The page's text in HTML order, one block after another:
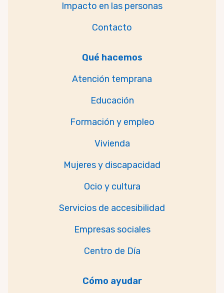
Impacto en las personas
Contacto
Qué hacemos
Atención temprana
Educación
Formación y empleo
Vivienda
Mujeres y discapacidad
Ocio y cultura
Servicios de accesibilidad
Empresas sociales
Centro de Día
Cómo ayudar